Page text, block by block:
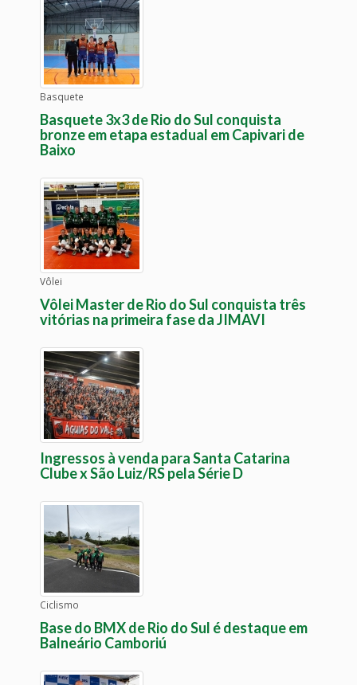
Basquete
Basquete 3x3 de Rio do Sul conquista
bronze em etapa estadual em Capivari de
Baixo
Vôlei
Vôlei Master de Rio do Sul conquista três
vitórias na primeira fase da JIMAVI
Ingressos à venda para Santa Catarina
Clube x São Luiz/RS pela Série D
Ciclismo
Base do BMX de Rio do Sul é destaque em
Balneário Camboriú